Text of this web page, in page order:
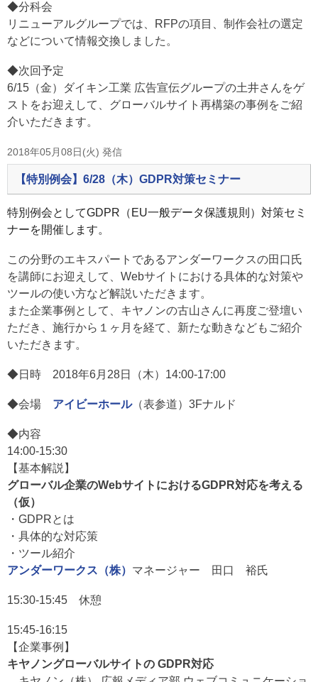
◆分科会
リニューアルグループでは、RFPの項目、制作会社の選定
などについて情報交換しました。
◆次回予定
6/15（金）ダイキン工業 広告宣伝グループの土井さんをゲ
ストをお迎えして、グローバルサイト再構築の事例をご紹
介いただきます。
2018年05月08日(火) 発信
【特別例会】6/28（木）GDPR対策セミナー
特別例会としてGDPR（EU一般データ保護規則）対策セミ
ナーを開催します。
この分野のエキスパートであるアンダーワークスの田口氏
を講師にお迎えして、Webサイトにおける具体的な対策や
ツールの使い方など解説いただきます。
また企業事例として、キヤノンの古山さんに再度ご登壇い
ただき、施行から１ヶ月を経て、新たな動きなどもご紹介
いただきます。
◆日時 2018年6月28日（木）14:00-17:00
◆会場 アイビーホール（表参道）3Fナルド
◆内容
14:00-15:30
【基本解説】
グローバル企業のWebサイトにおけるGDPR対応を考える
（仮）
・GDPRとは
・具体的な対応策
・ツール紹介
アンダーワークス（株） マネージャー 田口 裕氏
15:30-15:45 休憩
15:45-16:15
【企業事例】
キヤノングローバルサイトの GDPR対応